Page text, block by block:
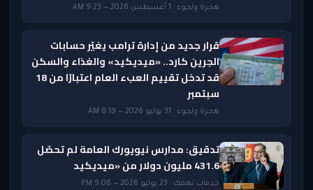
هجرة ولجوء · 1 أغسطس 2026 — 9:23 AM
قرار جديد من إدارة ترامب يغيّر حسابات
الجرين كارد.. «ميديكيد» والغذاء والسكن
قد تدخل تقييم العبء العام اعتبارًا من 18
سبتمبر
هجرة ولجوء · 31 يوليو 2026 — 8:19 AM
تدقيق: مدارس نيويورك العامة لم تحصّل
431.6 مليون دولار من «ميديكيد
خدمات تهمك · 23 يوليو 2026 — 9:06 PM